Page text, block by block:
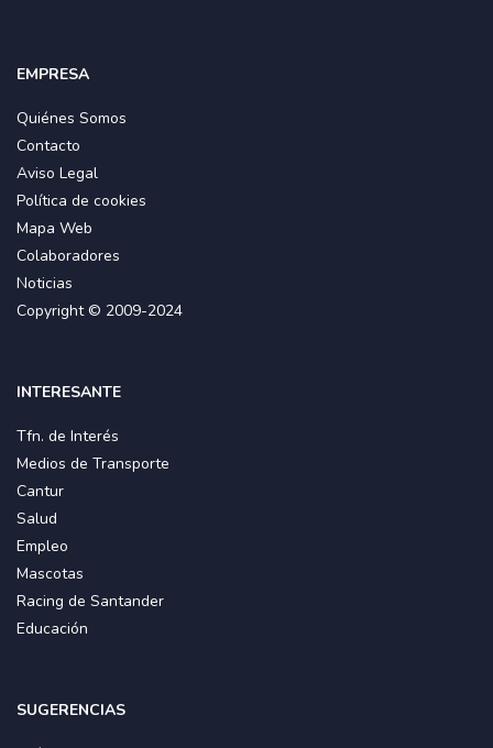
EMPRESA
Quiénes Somos
Contacto
Aviso Legal
Política de cookies
Mapa Web
Colaboradores
Noticias
Copyright © 2009-2024
INTERESANTE
Tfn. de Interés
Medios de Transporte
Cantur
Salud
Empleo
Mascotas
Racing de Santander
Educación
SUGERENCIAS